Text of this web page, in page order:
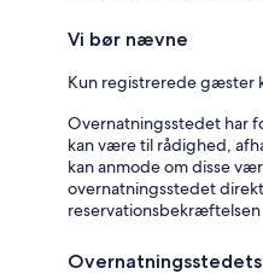
Vi bør nævne
Kun registrerede gæster
Overnatningsstedet har
kan være til rådighed,
kan anmode om disse
overnatningsstedet
reservationsbekræftelsen
Overnatningsstedets